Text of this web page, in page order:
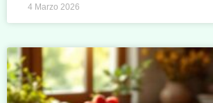
4 Marzo 2026